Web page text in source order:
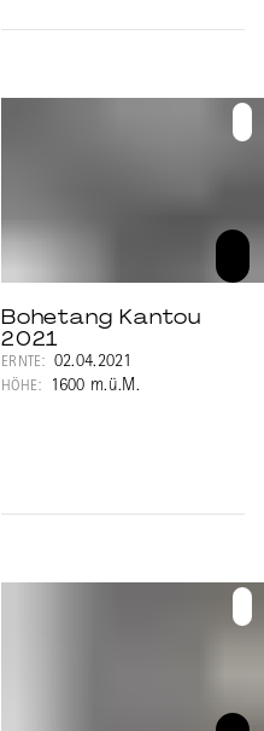
Bohetang Kantou
2021
ERNTE: 02.04.2021
HÖHE: 1600 m.ü.M.